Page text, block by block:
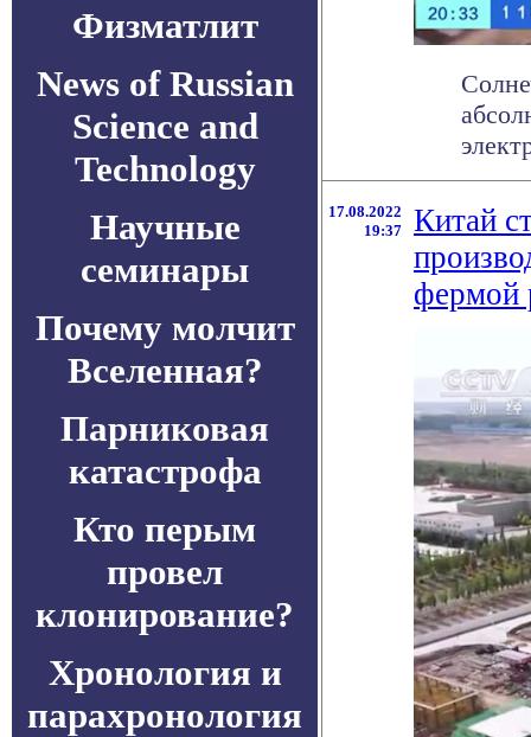
Физматлит
News of Russian
Science and
Technology
Научные
семинары
Почему молчит
Вселенная?
Парниковая
катастрофа
Кто перым
провел
клонирование?
Хронология и
парахронология
17.08.2022
19:37
Китай
фермой